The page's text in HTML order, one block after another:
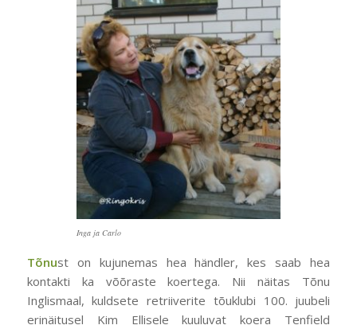
Inga ja Carlo
Tõnust on kujunemas hea händler, kes saab hea
kontakti ka võõraste koertega. Nii näitas Tõnu
Inglismaal, kuldsete retriiverite tõuklubi 100. juubeli
erinäitusel Kim Ellisele kuuluvat koera Tenfield